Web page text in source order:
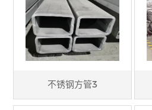
不锈钢方管3